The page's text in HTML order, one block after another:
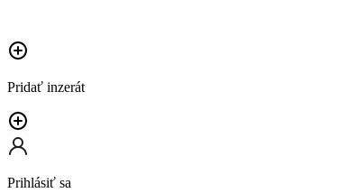
Pridať inzerát
Prihlásiť sa